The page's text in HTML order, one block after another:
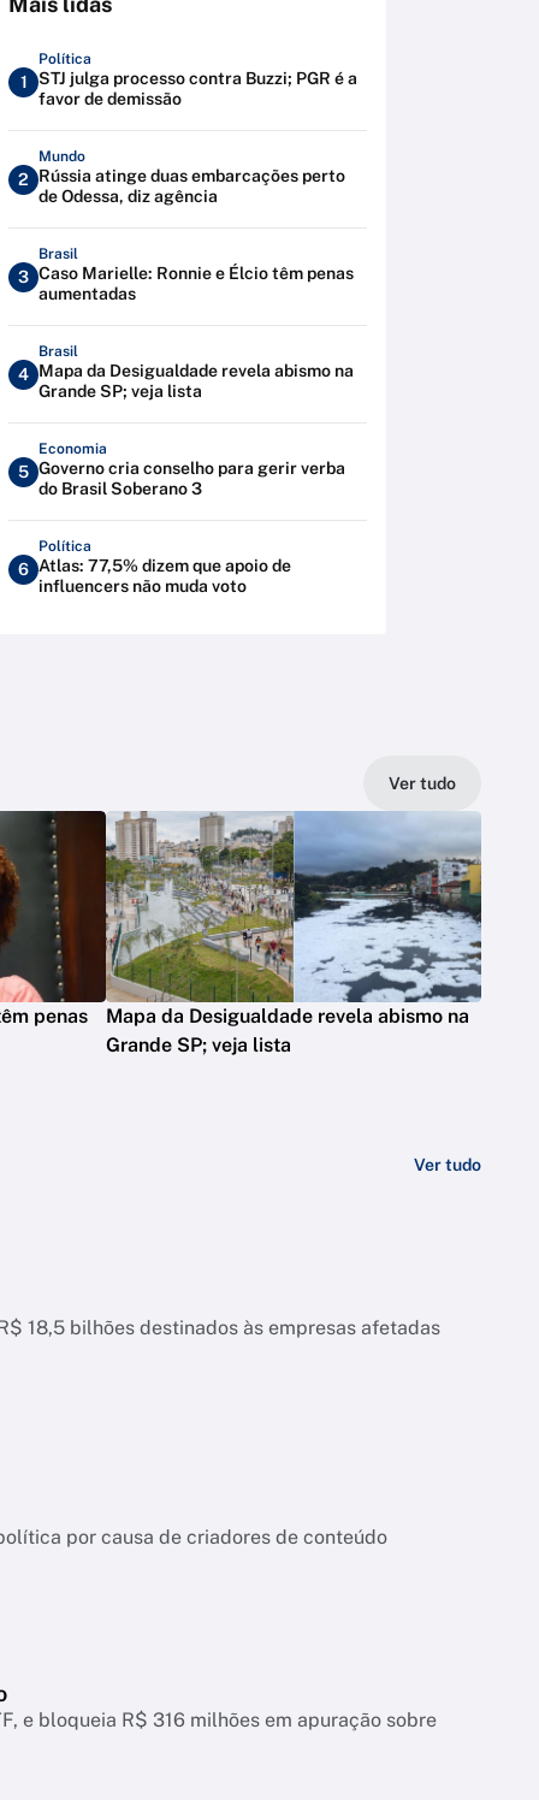
1
Política
STJ julga processo contra Buzzi; PGR é a
favor de demissão
2
Mundo
Rússia atinge duas embarcações perto
de Odessa, diz agência
3
Brasil
Caso Marielle: Ronnie e Élcio têm penas
aumentadas
4
Brasil
Mapa da Desigualdade revela abismo na
Grande SP; veja lista
5
Economia
Governo cria conselho para gerir verba
do Brasil Soberano 3
6
Política
Atlas: 77,5% dizem que apoio de
influencers não muda voto
Ver tudo
penas
Mapa da Desigualdade revela abismo na
Grande SP; veja lista
Ver tudo
18,5 bilhões destinados às empresas afetadas
por causa de criadores de conteúdo
e bloqueia R$ 316 milhões em apuração sobre